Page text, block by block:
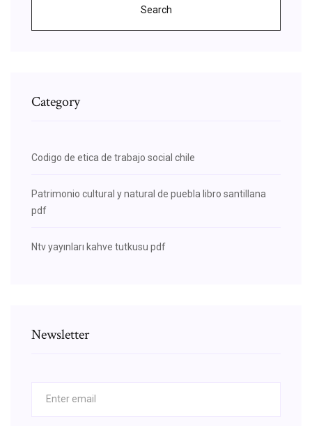
Search
Category
Codigo de etica de trabajo social chile
Patrimonio cultural y natural de puebla libro santillana
pdf
Ntv yayınları kahve tutkusu pdf
Newsletter